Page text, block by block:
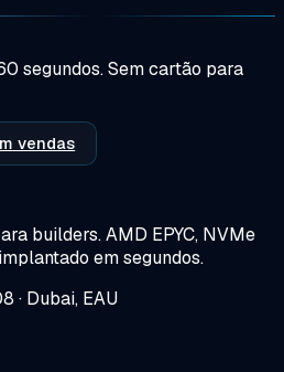
segundos. Sem cartão para
vendas
builders.AMD EPYC, NVMe
em segundos.
· Dubai, EAU